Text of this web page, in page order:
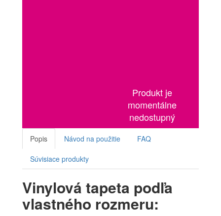
Produkt je
momentálne
nedostupný
Popis Návod na použitie FAQ
Súvisiace produkty
Vinylová tapeta podľa
vlastného rozmeru: